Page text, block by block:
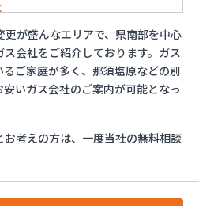
宇都宮営業所
原店
ンガス
社
販売所
売所
営業所
が盛んなエリアで、県南部を中心
会社をご紹介しております。ガス
ご家庭が多く、那須塩原などの別
いガス会社のご案内が可能となっ
考えの方は、一度当社の無料相談